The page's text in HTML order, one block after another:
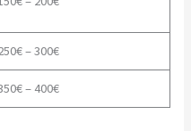
– 300€
– 400€